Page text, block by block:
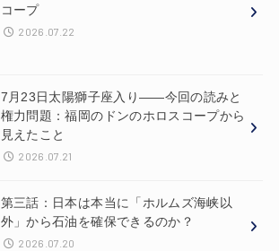
コープ
2026.07.22
7月23日太陽獅子座入り——今回の読みと
権力問題：福岡のドンのホロスコープから
見えたこと
2026.07.21
第三話：日本は本当に「ホルムズ海峡以
外」から石油を確保できるのか？
2026.07.20